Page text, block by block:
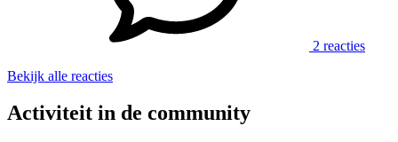
2 reacties
Bekijk alle reacties
Activiteit in de community